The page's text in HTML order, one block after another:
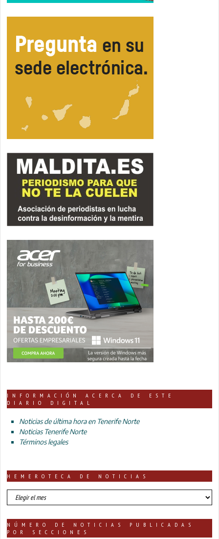
INFORMACIÓN ACERCA DE ESTE
DIARIO DIGITAL
Noticias de última hora en Tenerife Norte
Noticias Tenerife Norte
Términos legales
HEMEROTECA DE NOTICIAS
HEMEROTECA
DE
NÚMERO DE NOTICIAS PUBLICADAS
POR SECCIONES